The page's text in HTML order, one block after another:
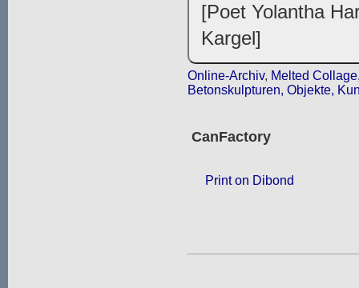
[Poet Yolantha
Kargel]
Online-Archiv, Melted
Betonskulpturen, Objekte,
CanFactory
Print on Dibond